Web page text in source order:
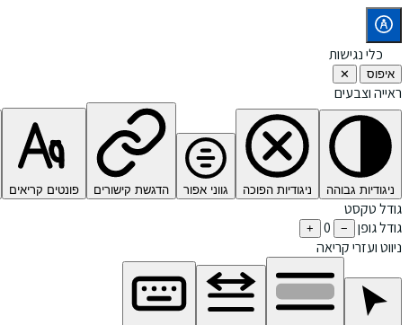
כלי נגישות
איפוס ✕
ראייה וצבעים
ניגודיות גבוהה ניגודיות הפוכה גווני אפור הדגשת קישורים פונטים קריאים
גודל טקסט
גודל גופן
−
0
+
ניווט ועזרי קריאה